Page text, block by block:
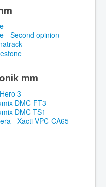
- Second opinion
mm
3
DMC-FT3
DMC-TS1
- Xacti VPC-CA65